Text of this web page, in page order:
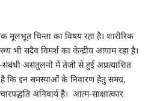
मूलभूत चिन्ता का विषय रहा है। शारीरिक
भी सदैव विमर्श का केन्द्रीय आयाम रहा है।
असंतुलनों में तेजी से हुई अप्रत्याशित
कि इन समस्याओं के निवारण हेतु समग्र,
अनिवार्य है। आत्म-साक्षात्कार